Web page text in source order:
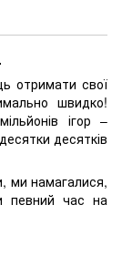
отримати свої
швидко!
ігор –
десятків
ми намагалися,
певний час на